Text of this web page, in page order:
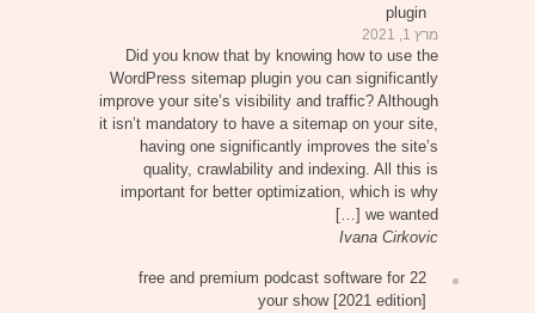
plugin
מרץ 1, 2021
Did you know that by knowing how to use the
WordPress sitemap plugin you can significantly
improve your site’s visibility and traffic? Although
it isn’t mandatory to have a sitemap on your site,
having one significantly improves the site’s
quality, crawlability and indexing. All this is
important for better optimization, which is why
we wanted […]
Ivana Cirkovic
22 free and premium podcast software for
your show [2021 edition]